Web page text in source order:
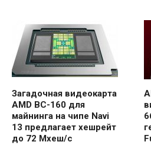
Загадочная видеокарта
AMD BC-160 для
майнинга на чипе Navi
13 предлагает хешрейт
до 72 Мхеш/с